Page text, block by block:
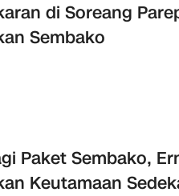
di Soreang
Sembako
Paket Sembako,
Keutamaan